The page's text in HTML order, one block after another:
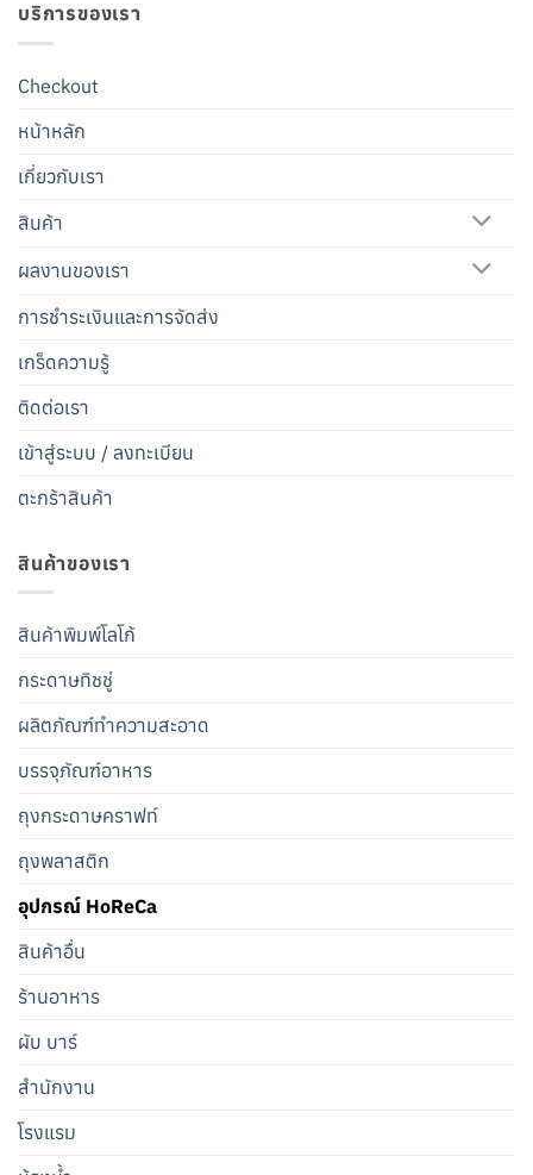
บริการของเรา
Checkout
หน้าหลัก
เกี่ยวกับเรา
สินค้า
ผลงานของเรา
การชำระเงินและการจัดส่ง
เกร็ดความรู้
ติดต่อเรา
เข้าสู่ระบบ / ลงทะเบียน
ตะกร้าสินค้า
สินค้าของเรา
สินค้าพิมพ์โลโก้
กระดาษทิชชู่
ผลิตภัณฑ์ทำความสะอาด
บรรจุภัณฑ์อาหาร
ถุงกระดาษคราฟท์
ถุงพลาสติก
อุปกรณ์ HoReCa
สินค้าอื่น
ร้านอาหาร
ผับ บาร์
สำนักงาน
โรงแรม